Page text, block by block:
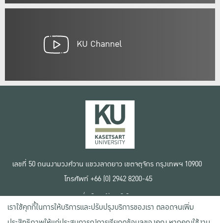
KU Channel
เลขที่ 50 ถนนงามวงศ์วาน แขวงลาดยาว เขตจตุจักร กรุงเทพฯ 10900
โทรศัพท์ +66 (0) 2942 8200-45
เงื่อนไขการใช้งานเว็บไซต์
ข้อตกลงด้านสิทธิ์ใช้งาน
นโยบายความเป็นส่วนตัว
เราใช้คุกกี้ในการให้บริการและปรับปรุงบริการของเรา ตลอดจนเพิ่ม